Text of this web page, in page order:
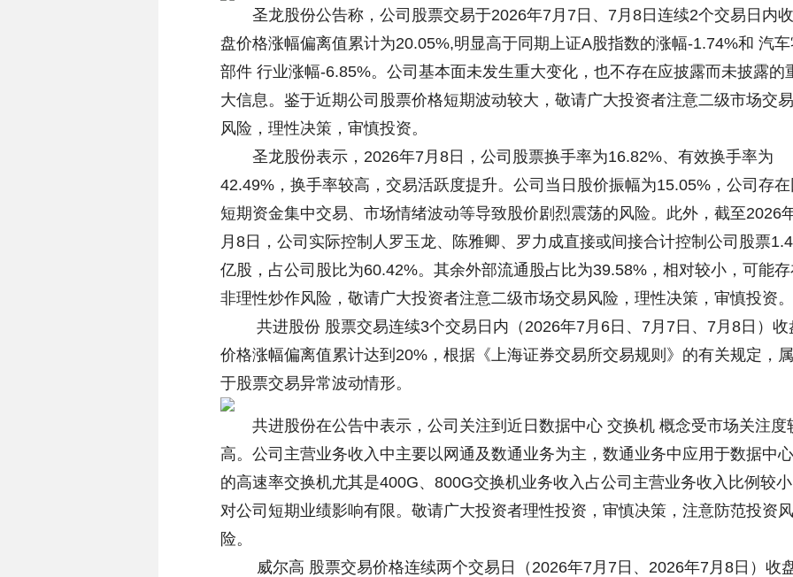
圣龙股份公告称，公司股票交易于2026年7月7日、7月8日连续2个交易日内收
盘价格涨幅偏离值累计为20.05%,明显高于同期上证A股指数的涨幅-1.74%和 汽车
部件 行业涨幅-6.85%。公司基本面未发生重大变化，也不存在应披露而未披露的
大信息。鉴于近期公司股票价格短期波动较大，敬请广大投资者注意二级市场交易
风险，理性决策，审慎投资。
圣龙股份表示，2026年7月8日，公司股票换手率为16.82%、有效换手率为
42.49%，换手率较高，交易活跃度提升。公司当日股价振幅为15.05%，公司存在
短期资金集中交易、市场情绪波动等导致股价剧烈震荡的风险。此外，截至2026
月8日，公司实际控制人罗玉龙、陈雅卿、罗力成直接或间接合计控制公司股票
亿股，占公司股比为60.42%。其余外部流通股占比为39.58%，相对较小，可能存
非理性炒作风险，敬请广大投资者注意二级市场交易风险，理性决策，审慎投资。
共进股份 股票交易连续3个交易日内（2026年7月6日、7月7日、7月8日）收
价格涨幅偏离值累计达到20%，根据《上海证券交易所交易规则》的有关规定，属
于股票交易异常波动情形。
共进股份在公告中表示，公司关注到近日数据中心 交换机 概念受市场关注度
高。公司主营业务收入中主要以网通及数通业务为主，数通业务中应用于数据中心
的高速率交换机尤其是400G、800G交换机业务收入占公司主营业务收入比例较小
对公司短期业绩影响有限。敬请广大投资者理性投资，审慎决策，注意防范投资风
险。
威尔高 股票交易价格连续两个交易日（2026年7月7日、2026年7月8日）收